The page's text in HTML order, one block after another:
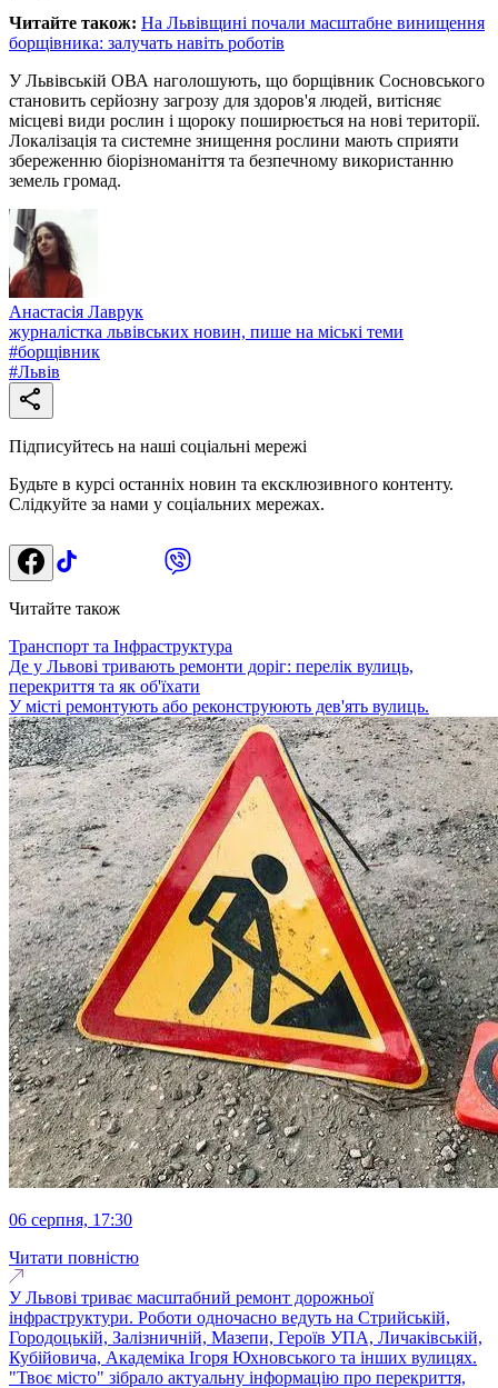
Читайте також: На Львівщині почали масштабне винищення
борщівника: залучать навіть роботів
У Львівській ОВА наголошують, що борщівник Сосновського
становить серйозну загрозу для здоров'я людей, витісняє
місцеві види рослин і щороку поширюється на нові території.
Локалізація та системне знищення рослини мають сприяти
збереженню біорізноманіття та безпечному використанню
земель громад.
Анастасія Лаврук
журналістка львівських новин, пише на міські теми
#борщівник
#Львів
Підписуйтесь на наші соціальні мережі
Будьте в курсі останніх новин та ексклюзивного контенту.
Слідкуйте за нами у соціальних мережах.
Читайте також
Транспорт та Інфраструктура
Де у Львові тривають ремонти доріг: перелік вулиць,
перекриття та як об'їхати
У місті ремонтують або реконструюють дев'ять вулиць.
06 серпня, 17:30
Читати повністю
У Львові триває масштабний ремонт дорожньої
інфраструктури. Роботи одночасно ведуть на Стрийській,
Городоцькій, Залізничній, Мазепи, Героїв УПА, Личаківській,
Кубійовича, Академіка Ігоря Юхновського та інших вулицях.
"Твоє місто" зібрало актуальну інформацію про перекриття,